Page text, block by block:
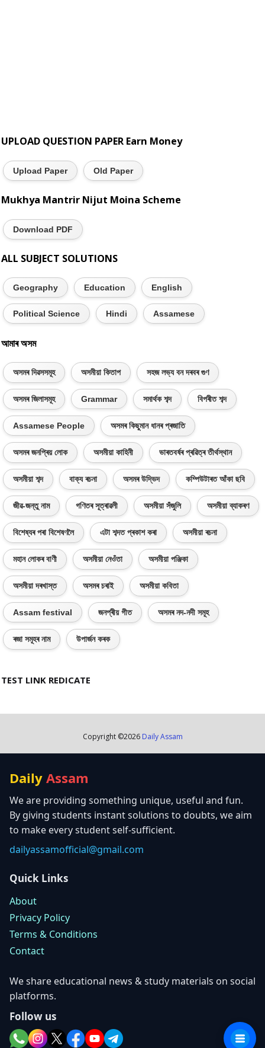
UPLOAD QUESTION PAPER Earn Money
Upload Paper Old Paper
Mukhya Mantrir Nijut Moina Scheme
Download PDF
ALL SUBJECT SOLUTIONS
Geography Education English
Political Science Hindi Assamese
আমাৰ অসম
অসমৰ দিৱসসমূহ অসমীয়া কিতাপ সহজ লভ্য বন দৰবৰ গুণ
অসমৰ জিলাসমূহ Grammar সমাৰ্থক শব্দ বিপৰীত শব্দ
Assamese People অসমৰ কিছুমান ধানৰ প্ৰজাতি
অসমৰ জনপ্ৰিয় লোক অসমীয়া কাহিনী ভাৰতবৰ্ষৰ প্ৰৱিত্ৰ তীৰ্থস্থান
অসমীয়া শব্দ বাক্য ৰচনা অসমৰ উদ্ভিদ কম্পিউটাৰত আঁকা ছবি
জীৱ-জন্তু নাম গণিতৰ সূত্ৰাৱলী অসমীয়া সঁজুলি অসমীয়া ব্যাকৰণ
বিশেষ্যৰ পৰা বিশেষণলৈ এটা শব্দত প্ৰকাশ কৰা অসমীয়া ৰচনা
মহান লোকৰ বাণী অসমীয়া নেওঁতা অসমীয়া পঞ্জিকা
অসমীয়া দৰখাস্ত অসমৰ চৰাই অসমীয়া কবিতা
Assam festival জনপ্ৰীয় গীত অসমৰ নদ-নদী সমূহ
ৰজা সমূহৰ নাম উপাৰ্জন কৰক
TEST LINK REDICATE
Copyright ©2026 Daily Assam
Daily Assam
We are providing something unique, useful and fun.
By giving students instant solutions to doubts, we aim
to make every student self-sufficient.
dailyassamofficial@gmail.com
Quick Links
About
Privacy Policy
Terms & Conditions
Contact
We share educational news & study materials on social
platforms.
Follow us